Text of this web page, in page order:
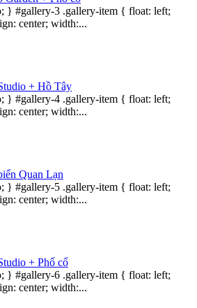
} #gallery-3 .gallery-item { float: left;
center; width:...
+ Hồ Tây
} #gallery-4 .gallery-item { float: left;
center; width:...
Quan Lạn
} #gallery-5 .gallery-item { float: left;
center; width:...
+ Phố cổ
} #gallery-6 .gallery-item { float: left;
center; width:...